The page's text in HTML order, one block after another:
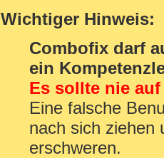
Wichtiger Hinweis:
Combofix darf
ein
Es sollte nie
Eine falsche
nach sich ziehen
erschweren.